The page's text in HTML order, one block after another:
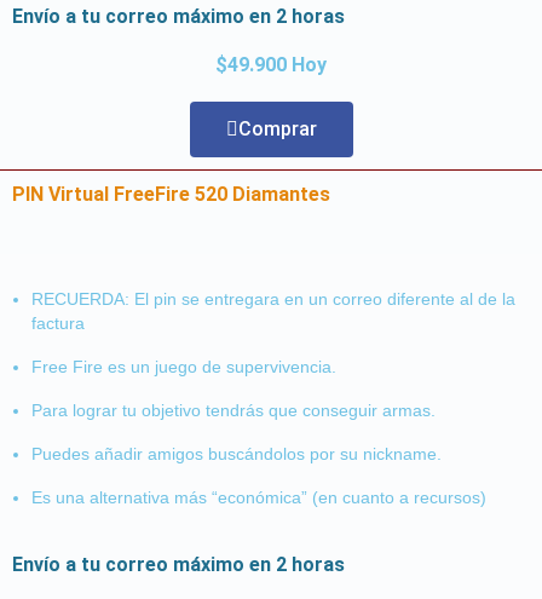
Envío a tu correo máximo en 2 horas
$49.900 Hoy
Comprar
PIN Virtual FreeFire 520 Diamantes
RECUERDA: El pin se entregara en un correo diferente al de la
factura
Free Fire es un juego de supervivencia.
Para lograr tu objetivo tendrás que conseguir armas.
Puedes añadir amigos buscándolos por su nickname.
Es una alternativa más “económica” (en cuanto a recursos)
Envío a tu correo máximo en 2 horas